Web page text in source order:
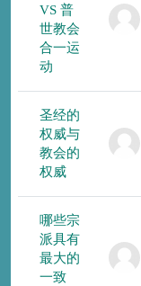
VS 普
世教会
合一运
动
圣经的
权威与
教会的
权威
哪些宗
派具有
最大的
一致